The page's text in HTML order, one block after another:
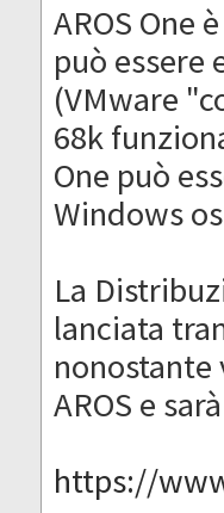
AROS One
può essere
(VMware
68k
One può
Windows
La
lanciata
nonostante
AROS e
https://